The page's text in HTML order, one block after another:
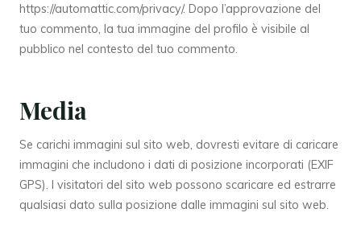
https://automattic.com/privacy/. Dopo l’approvazione del
tuo commento, la tua immagine del profilo è visibile al
pubblico nel contesto del tuo commento.
Media
Se carichi immagini sul sito web, dovresti evitare di caricare
immagini che includono i dati di posizione incorporati (EXIF
GPS). I visitatori del sito web possono scaricare ed estrarre
qualsiasi dato sulla posizione dalle immagini sul sito web.